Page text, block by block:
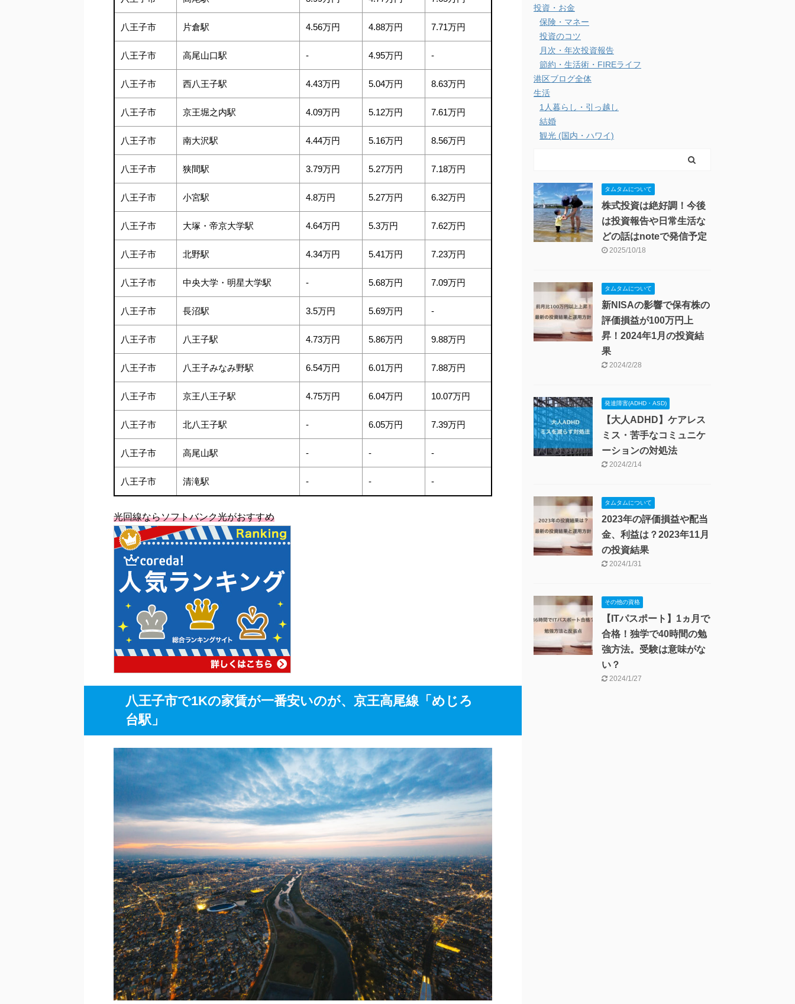
八王子市 片倉駅 4.56万円 4.88万円 7.71万円
八王子市 高尾山口駅 - 4.95万円 -
八王子市 西八王子駅 4.43万円 5.04万円 8.63万円
八王子市 京王堀之内駅 4.09万円 5.12万円 7.61万円
八王子市 南大沢駅 4.44万円 5.16万円 8.56万円
八王子市 狭間駅 3.79万円 5.27万円 7.18万円
八王子市 小宮駅 4.8万円 5.27万円 6.32万円
八王子市 大塚・帝京大学駅 4.64万円 5.3万円 7.62万円
八王子市 北野駅 4.34万円 5.41万円 7.23万円
八王子市 中央大学・明星大学駅 - 5.68万円 7.09万円
八王子市 長沼駅 3.5万円 5.69万円 -
八王子市 八王子駅 4.73万円 5.86万円 9.88万円
八王子市 八王子みなみ野駅 6.54万円 6.01万円 7.88万円
八王子市 京王八王子駅 4.75万円 6.04万円 10.07万円
八王子市 北八王子駅 - 6.05万円 7.39万円
八王子市 高尾山駅 - - -
八王子市 清滝駅 - - -
光回線ならソフトバンク光がおすすめ
八王子市で1Kの家賃が一番安いのが、京王高尾線「めじろ
台駅」
投資・お金
保険・マネー
投資のコツ
月次・年次投資報告
節約・生活術・FIREライフ
港区ブログ全体
生活
1人暮らし・引っ越し
結婚
観光 (国内・ハワイ)
タムタムについて
株式投資は絶好調！今後
は投資報告や日常生活な
どの話はnoteで発信予定
2025/10/18
タムタムについて
新NISAの影響で保有株の
評価損益が100万円上
昇！2024年1月の投資結
果
2024/2/28
発達障害(ADHD・ASD)
【大人ADHD】ケアレス
ミス・苦手なコミュニケ
ーションの対処法
2024/2/14
タムタムについて
2023年の評価損益や配当
金、利益は？2023年11月
の投資結果
2024/1/31
その他の資格
【ITパスポート】1ヵ月で
合格！独学で40時間の勉
強方法。受験は意味がな
い？
2024/1/27